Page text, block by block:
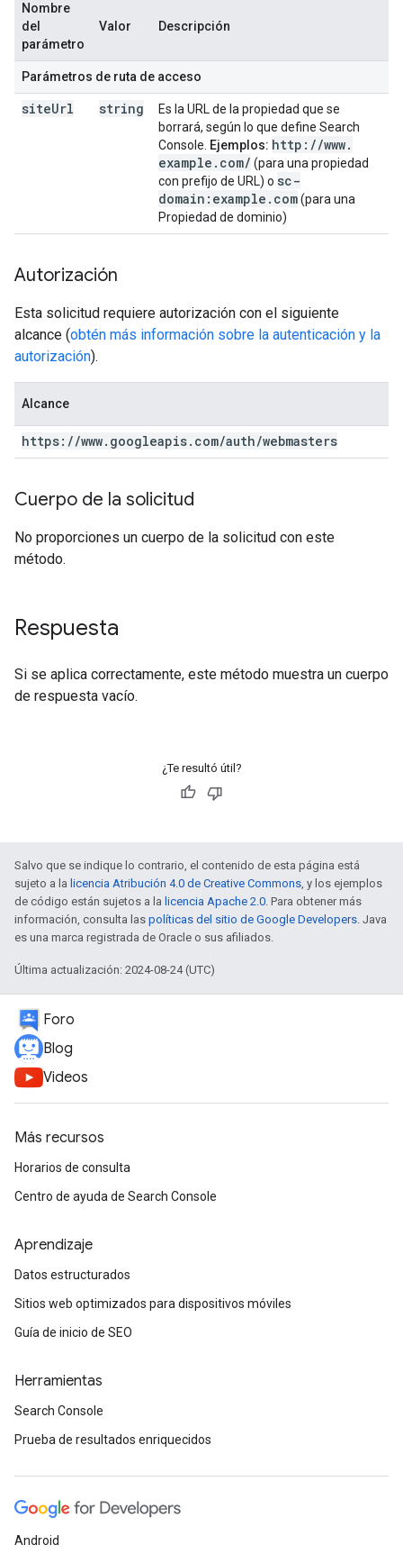
Nombre
del
parámetro
Valor Descripción
Parámetros de ruta de acceso
siteUrl string
Es la URL de la propiedad que se
borrará, según lo que define Search
Console. Ejemplos: http: //www.
example . com/ (para una propiedad
con prefijo de URL) o sc-
domain:example . com(para una
Propiedad de dominio)
Autorización
Esta solicitud requiere autorización con el siguiente
alcance (obtén más información sobre la autenticación y la
autorización).
Alcance
https: //www. googleapis. com/auth/webmasters
Cuerpo de la solicitud
No proporciones un cuerpo de la solicitud con este
método.
Respuesta
Si se aplica correctamente, este método muestra un cuerpo
de respuesta vacío.
¿Te resultó útil?
Salvo que se indique lo contrario, el contenido de esta página está
sujeto a la licencia Atribución 4.0 de Creative Commons, y los ejemplos
de código están sujetos a la licencia Apache 2.0. Para obtener más
información, consulta las políticas del sitio de Google Developers. Java
es una marca registrada de Oracle o sus afiliados.
Última actualización: 2024-08-24 (UTC)
Foro
Blog
Videos
Más recursos
Horarios de consulta
Centro de ayuda de Search Console
Aprendizaje
Datos estructurados
Sitios web optimizados para dispositivos móviles
Guía de inicio de SEO
Herramientas
Search Console
Prueba de resultados enriquecidos
Android